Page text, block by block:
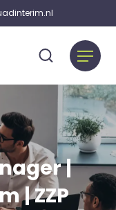
|
| ZZP